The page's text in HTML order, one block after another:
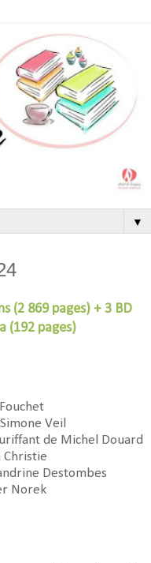
▼
(2 869 pages) + 3 BD
(192 pages)
Veil
de Michel Douard
Christie
Destombes
Norek